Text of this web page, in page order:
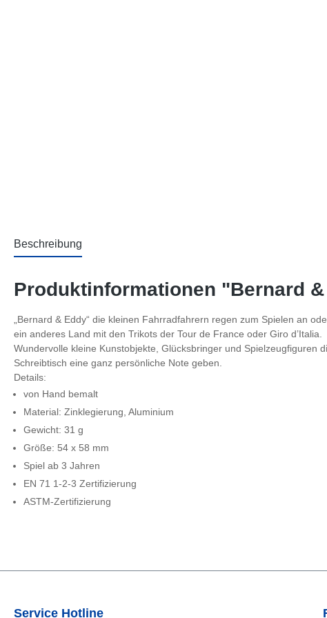
Beschreibung
Produktinformationen "Bernard
„Bernard & Eddy“ die kleinen Fahrradfahrern regen zum Spielen an
ein anderes Land mit den Trikots der Tour de France oder Giro d’Italia.
Wundervolle kleine Kunstobjekte, Glücksbringer und
Schreibtisch eine ganz persönliche Note geben.
Details:
von Hand bemalt
Material: Zinklegierung, Aluminium
Gewicht: 31 g
Größe: 54 x 58 mm
Spiel ab 3 Jahren
EN 71 1-2-3 Zertifizierung
ASTM-Zertifizierung
Service Hotline